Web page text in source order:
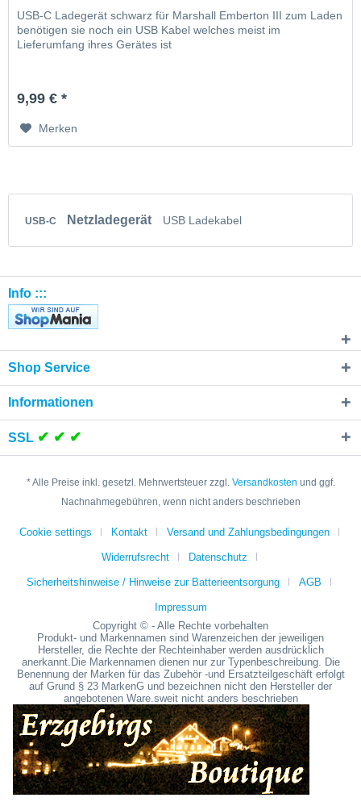
USB-C Ladegerät schwarz für Marshall Emberton III zum Laden
benötigen sie noch ein USB Kabel welches meist im
Lieferumfang ihres Gerätes ist
9,99 € *
Merken
USB-C Netzladegerät USB Ladekabel
Info :::
Shop Service
Informationen
SSL ✔ ✔ ✔
* Alle Preise inkl. gesetzl. Mehrwertsteuer zzgl. Versandkosten und ggf.
Nachnahmegebühren, wenn nicht anders beschrieben
Cookie settings Kontakt Versand und Zahlungsbedingungen
Widerrufsrecht Datenschutz
Sicherheitshinweise / Hinweise zur Batterieentsorgung AGB
Impressum
Copyright © - Alle Rechte vorbehalten
Produkt- und Markennamen sind Warenzeichen der jeweiligen
Hersteller, die Rechte der Rechteinhaber werden ausdrücklich
anerkannt.Die Markennamen dienen nur zur Typenbeschreibung. Die
Benennung der Marken für das Zubehör -und Ersatzteilgeschäft erfolgt
auf Grund § 23 MarkenG und bezeichnen nicht den Hersteller der
angebotenen Ware.sweit nicht anders beschrieben